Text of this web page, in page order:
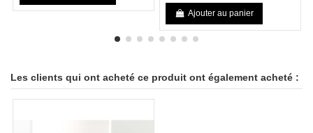
Ajouter au panier
Les clients qui ont acheté ce produit ont également acheté :